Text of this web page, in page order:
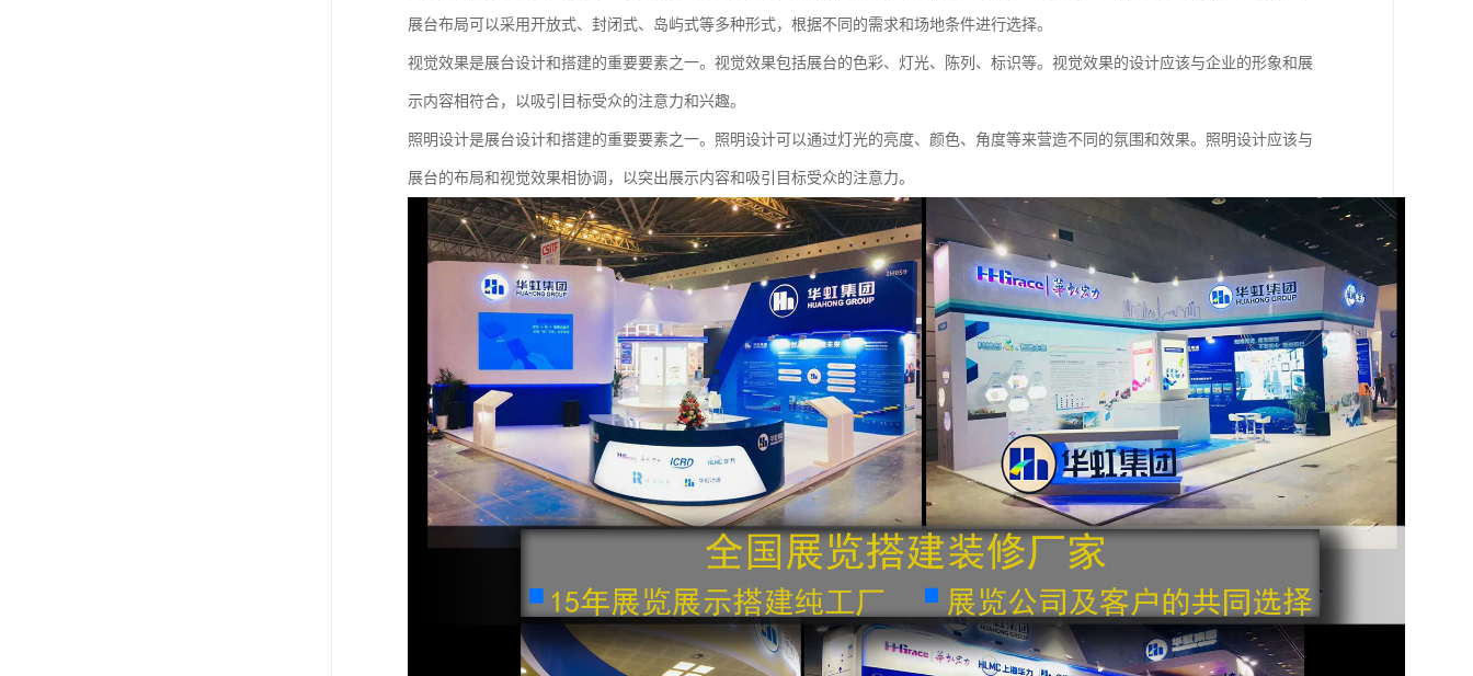
展台布局可以采用开放式、封闭式、岛屿式等多种形式，根据不同的需求和场地条件进行选择。
视觉效果是展台设计和搭建的重要要素之一。视觉效果包括展台的色彩、灯光、陈列、标识等。视觉效果的设计应该与企业的形象和展
示内容相符合，以吸引目标受众的注意力和兴趣。
照明设计是展台设计和搭建的重要要素之一。照明设计可以通过灯光的亮度、颜色、角度等来营造不同的氛围和效果。照明设计应该与
展台的布局和视觉效果相协调，以突出展示内容和吸引目标受众的注意力。